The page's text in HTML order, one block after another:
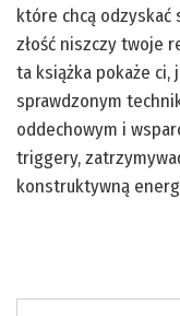
które chcą odzyskać
złość niszczy twoje
ta książka pokaże ci,
sprawdzonym
oddechowym i
triggery,
konstruktywną